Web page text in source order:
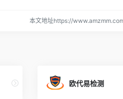
本文地址https://
欧代易检测